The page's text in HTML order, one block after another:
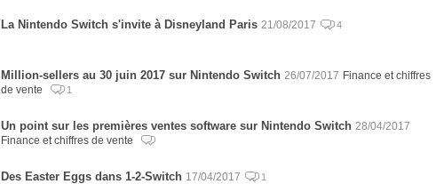
La Nintendo Switch s'invite à Disneyland Paris 21/08/2017 4
Million-sellers au 30 juin 2017 sur Nintendo Switch 26/07/2017 Finance et chiffres
de vente
1
Un point sur les premières ventes software sur Nintendo Switch 28/04/2017
Finance et chiffres de vente
Des Easter Eggs dans 1-2-Switch 17/04/2017 1